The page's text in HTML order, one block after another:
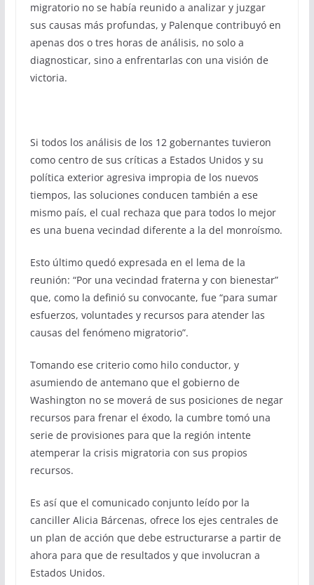
migratorio no se había reunido a analizar y juzgar
sus causas más profundas, y Palenque contribuyó en
apenas dos o tres horas de análisis, no solo a
diagnosticar, sino a enfrentarlas con una visión de
victoria.
Si todos los análisis de los 12 gobernantes tuvieron
como centro de sus críticas a Estados Unidos y su
política exterior agresiva impropia de los nuevos
tiempos, las soluciones conducen también a ese
mismo país, el cual rechaza que para todos lo mejor
es una buena vecindad diferente a la del monroísmo.
Esto último quedó expresada en el lema de la
reunión: “Por una vecindad fraterna y con bienestar”
que, como la definió su convocante, fue “para sumar
esfuerzos, voluntades y recursos para atender las
causas del fenómeno migratorio”.
Tomando ese criterio como hilo conductor, y
asumiendo de antemano que el gobierno de
Washington no se moverá de sus posiciones de negar
recursos para frenar el éxodo, la cumbre tomó una
serie de provisiones para que la región intente
atemperar la crisis migratoria con sus propios
recursos.
Es así que el comunicado conjunto leído por la
canciller Alicia Bárcenas, ofrece los ejes centrales de
un plan de acción que debe estructurarse a partir de
ahora para que de resultados y que involucran a
Estados Unidos.